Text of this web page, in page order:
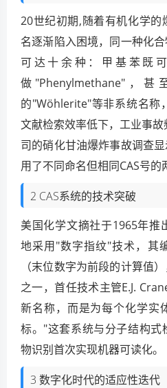
20世纪初期,随着有机化学
名逐渐陷入困境，同一种化
可达十余种：甲基苯既
做"Phenylmethane"，
的"Wöhlerite"等非系统名称
文献检索效率低下，工业事
司的硝化甘油爆炸事故调查
用了不同命名但相同CAS号的
2 CAS系统的技术突破
美国化学文摘社于1965年推
地采用"数字指纹"技术，其
（末位数字为前段的计算值
之一，首任技术主管E.J.
新名称，而是为每个化学实
标。"这套系统与分子结构
物识别首次实现机器可读化。
3 数字化时代的适应性迭代